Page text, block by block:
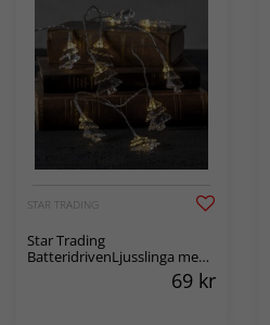
STAR TRADING
Star Trading
BatteridrivenLjusslinga med
transparenta Granar , 135 cm
69 kr